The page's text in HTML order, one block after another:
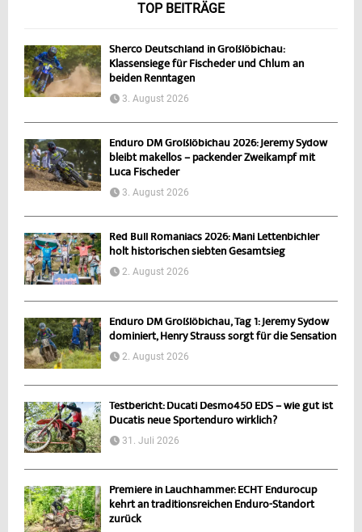
TOP BEITRÄGE
Sherco Deutschland in Großlöbichau:
Klassensiege für Fischeder und Chlum an
beiden Renntagen
3. August 2026
Enduro DM Großlöbichau 2026: Jeremy Sydow
bleibt makellos – packender Zweikampf mit
Luca Fischeder
3. August 2026
Red Bull Romaniacs 2026: Mani Lettenbichler
holt historischen siebten Gesamtsieg
2. August 2026
Enduro DM Großlöbichau, Tag 1: Jeremy Sydow
dominiert, Henry Strauss sorgt für die Sensation
2. August 2026
Testbericht: Ducati Desmo450 EDS – wie gut ist
Ducatis neue Sportenduro wirklich?
31. Juli 2026
Premiere in Lauchhammer: ECHT Endurocup
kehrt an traditionsreichen Enduro-Standort
zurück